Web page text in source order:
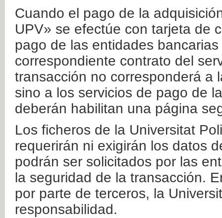
Cuando el pago de la
UPV» se efectúe con tarjeta de
pago de las entidades
correspondiente contrato del
transacción no corresponderá a
sino a los servicios de pago de
deberán habilitan una página
Los ficheros de la Universitat
requerirán ni exigirán los datos
podrán ser solicitados por las
la seguridad de la transacción.
por parte de terceros, la
responsabilidad.